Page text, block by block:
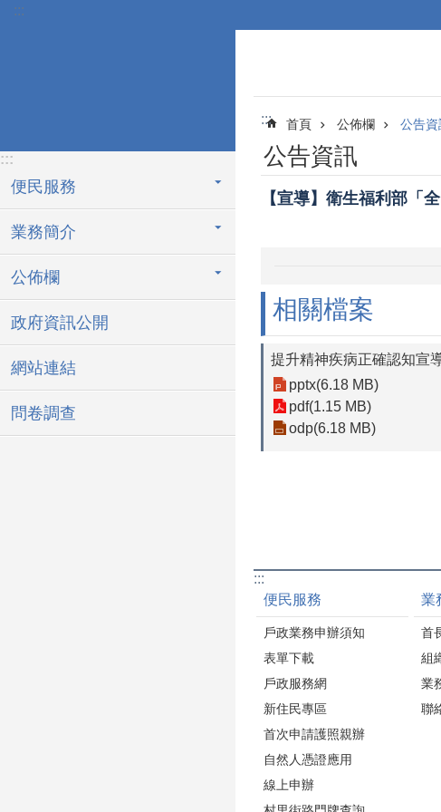
跳到主要內容區塊
:::
:::
便民服務
業務簡介
公佈欄
政府資訊公開
網站連結
問卷調查
::: 首頁 公佈欄 公告資
公告資訊
【宣導】衛生福利部「
相關檔案
提升精神疾病正確認知宣
pptx(6.18 MB)
pdf(1.15 MB)
odp(6.18 MB)
:::
便民服務
戶政業務申辦須知
表單下載
戶政服務網
新住民專區
首次申請護照親辦
自然人憑證應用
線上申辦
業
首
組
業
聯